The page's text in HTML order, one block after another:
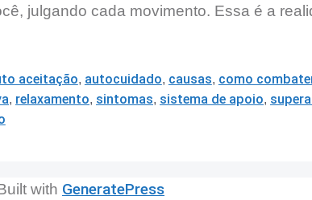
julgando cada movimento. Essa é a
aceitação, autocuidado, causas, como
, relaxamento, sintomas, sistema de apoio,
with GeneratePress